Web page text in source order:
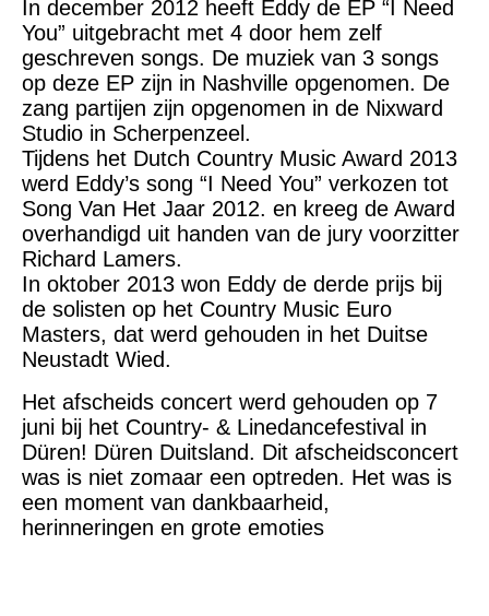
In december 2012 heeft Eddy de EP “I Need
You” uitgebracht met 4 door hem zelf
geschreven songs. De muziek van 3 songs
op deze EP zijn in Nashville opgenomen. De
zang partijen zijn opgenomen in de Nixward
Studio in Scherpenzeel.
Tijdens het Dutch Country Music Award 2013
werd Eddy’s song “I Need You” verkozen tot
Song Van Het Jaar 2012. en kreeg de Award
overhandigd uit handen van de jury voorzitter
Richard Lamers.
In oktober 2013 won Eddy de derde prijs bij
de solisten op het Country Music Euro
Masters, dat werd gehouden in het Duitse
Neustadt Wied.
Het afscheids concert werd gehouden op 7
juni bij het Country- & Linedancefestival in
Düren! Düren Duitsland. Dit afscheidsconcert
was is niet zomaar een optreden. Het was is
een moment van dankbaarheid,
herinneringen en grote emoties